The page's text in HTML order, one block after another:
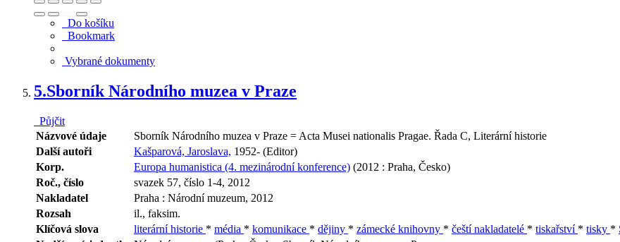
Do košíku
Bookmark
Vybrané dokumenty
5.Sborník Národního muzea v Praze
Půjčit
Názvové údaje
Sborník Národního muzea v Praze = Acta Musei nationalis Pragae. Řada C, Literární historie
Další autoři
Kašparová, Jaroslava, 1952- (Editor)
Korp.
Europa humanistica (4. mezinárodní konference) (2012 : Praha, Česko)
Roč., číslo
svazek 57, číslo 1-4, 2012
Nakladatel
Praha : Národní muzeum, 2012
Rozsah
il., faksim.
Klíčová slova
literární historie * média * komunikace * dějiny * zámecké knihovny * čeští nakladatelé * tiskařství * tisky *